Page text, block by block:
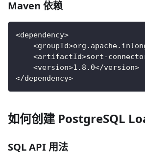
Maven 依赖
<dependency>
<artifactId>sort-
    <version>1.8.0</version>
</dependency>
如何创建 PostgreSQL
SQL API 用法